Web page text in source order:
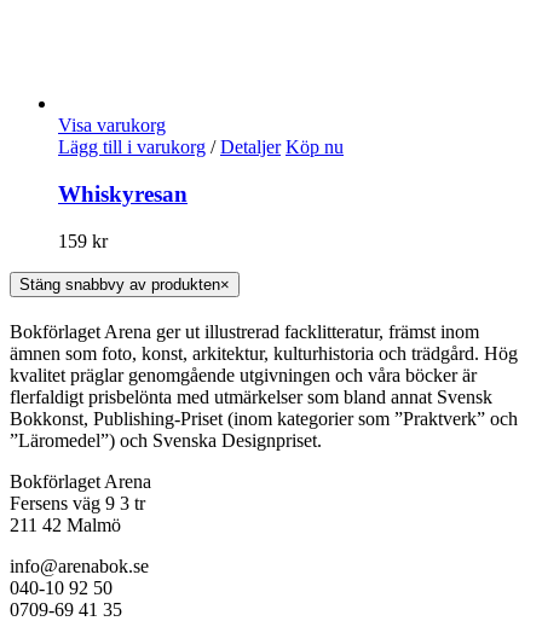
Visa varukorg
Lägg till i varukorg / Detaljer Köp nu
Whiskyresan
159 kr
Stäng snabbvy av produkten×
Bokförlaget Arena ger ut illustrerad facklitteratur, främst inom
ämnen som foto, konst, arkitektur, kulturhistoria och trädgård. Hög
kvalitet präglar genomgående utgivningen och våra böcker är
flerfaldigt prisbelönta med utmärkelser som bland annat Svensk
Bokkonst, Publishing-Priset (inom kategorier som ”Praktverk” och
”Läromedel”) och Svenska Designpriset.
Bokförlaget Arena
Fersens väg 9 3 tr
211 42 Malmö
info@arenabok.se
040-10 92 50
0709-69 41 35